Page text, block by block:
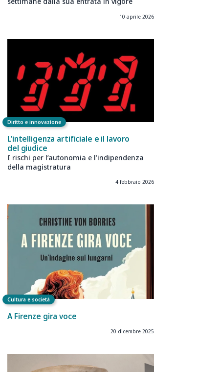
10 aprile 2026
Diritto e innovazione
L’intelligenza artificiale e il lavoro
del giudice
I rischi per l’autonomia e l’indipendenza
della magistratura
4 febbraio 2026
Cultura e società
A Firenze gira voce
20 dicembre 2025